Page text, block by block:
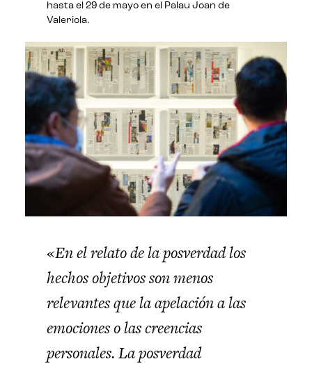
hasta el 29 de mayo en el Palau Joan de
Valeriola.
«En el relato de la posverdad los
hechos objetivos son menos
relevantes que la apelación a las
emociones o las creencias
personales. La posverdad